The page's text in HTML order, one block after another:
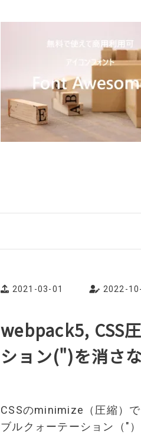
2021-03-01 2022-
webpack5, CSS
ション(")を消さ
CSSのminimize（圧縮）
ブルクォーテーション（"